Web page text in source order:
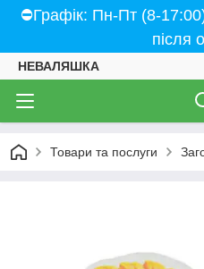
⛔Графік: Пн-Пт (8-
після
НЕВАЛЯШКА
Товари та послуги